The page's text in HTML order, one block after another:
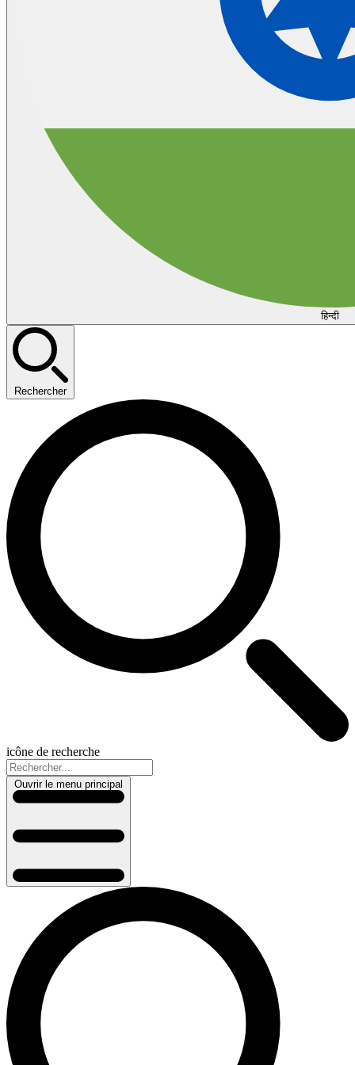
हिन्दी
Rechercher
icône de recherche
Ouvrir le menu principal